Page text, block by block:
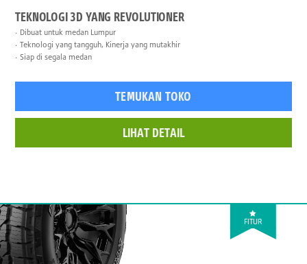
TEKNOLOGI 3D YANG REVOLUTIONER
Dibuat untuk medan Lumpur
Teknologi yang tangguh, Kinerja yang mutakhir
Siap di segala medan
TEMUKAN TOKO
LIHAT DETAIL
FITUR